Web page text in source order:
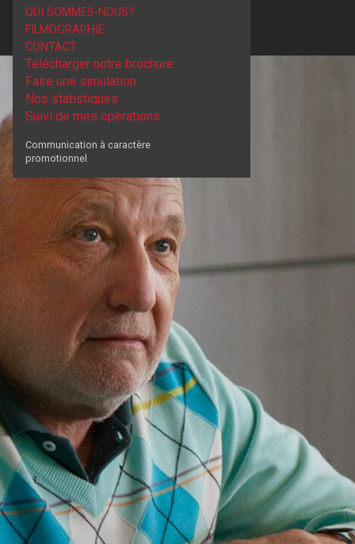
Télécharger notre brochure
Faire une simulation
Nos statistiques
Suivi de mes opérations
Communication à caractère
promotionnel
QUI SOMMES-NOUS?
FILMOGRAPHIE
CONTACT